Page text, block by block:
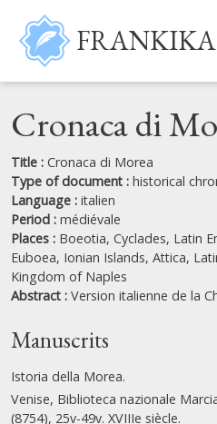
Skip to main content
FRANKIKA
Cronaca di
Title : Cronaca di Morea
Type of document : historical
Language : italien
Period : médiévale
Places : Boeotia, Cyclades, Latin
Euboea, Ionian Islands, Attica,
Kingdom of Naples
Abstract : Version italienne de la
Manuscrits
Istoria della Morea.
Venise, Biblioteca nazionale
(8754), 25v-49v. XVIIIe siècle.